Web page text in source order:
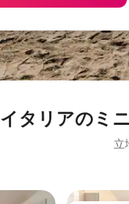
イタリアのミ
立